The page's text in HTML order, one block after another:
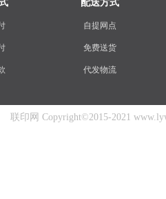
配送方式
自提网点
免费送货
代发物流
联印网 Copyright©2015-2021